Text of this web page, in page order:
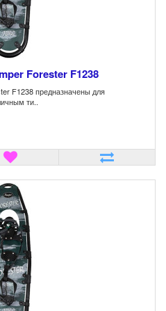
Forester F1238
F1238 предназначены для
ти..